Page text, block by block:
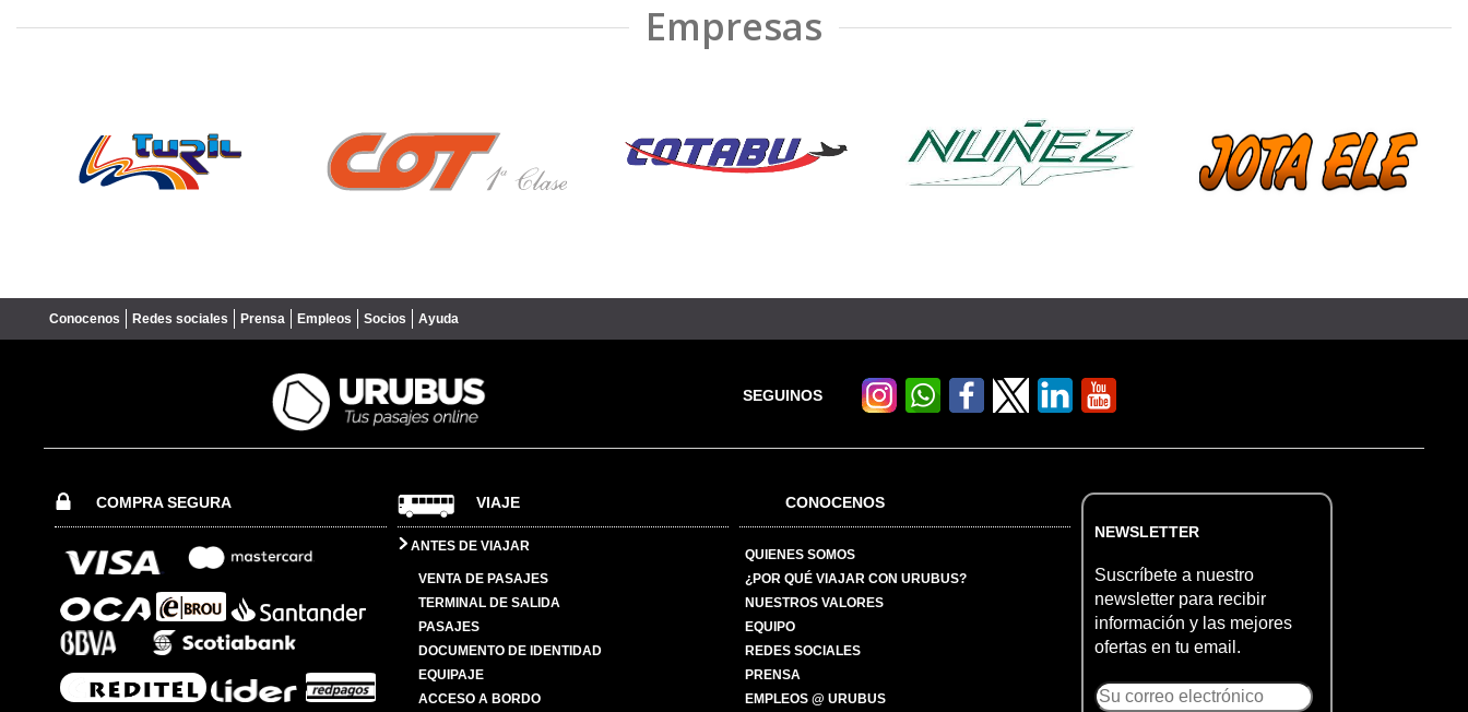
Empresas
Conocenos Redes sociales Prensa Empleos Socios Ayuda
SEGUINOS
COMPRA SEGURA VIAJE
ANTES DE VIAJAR
VENTA DE PASAJES
TERMINAL DE SALIDA
PASAJES
DOCUMENTO DE IDENTIDAD
EQUIPAJE
ACCESO A BORDO
CONOCENOS
QUIENES SOMOS
¿POR QUÉ VIAJAR CON URUBUS?
NUESTROS VALORES
EQUIPO
REDES SOCIALES
PRENSA
EMPLEOS @ URUBUS
NEWSLETTER
Suscríbete a nuestro
newsletter para recibir
información y las mejores
ofertas en tu email.